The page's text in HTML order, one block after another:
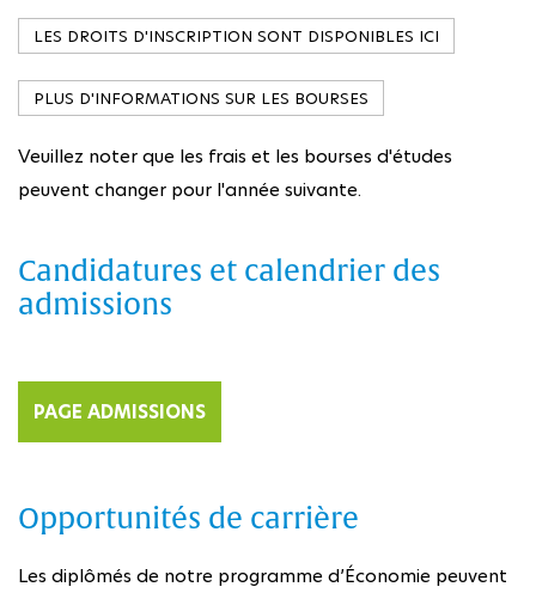
LES DROITS D'INSCRIPTION SONT DISPONIBLES ICI
PLUS D'INFORMATIONS SUR LES BOURSES
Veuillez noter que les frais et les bourses d'études
peuvent changer pour l'année suivante.
Candidatures et calendrier des
admissions
PAGE ADMISSIONS
Opportunités de carrière
Les diplômés de notre programme d’Économie peuvent